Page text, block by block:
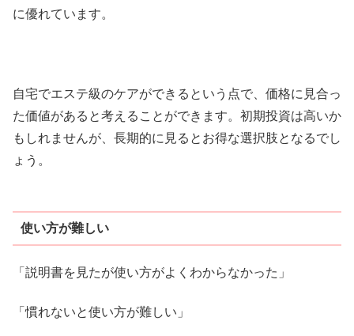
に優れています。
自宅でエステ級のケアができるという点で、価格に見合っ
た価値があると考えることができます。初期投資は高いか
もしれませんが、長期的に見るとお得な選択肢となるでし
ょう。
使い方が難しい
「説明書を見たが使い方がよくわからなかった」
「慣れないと使い方が難しい」